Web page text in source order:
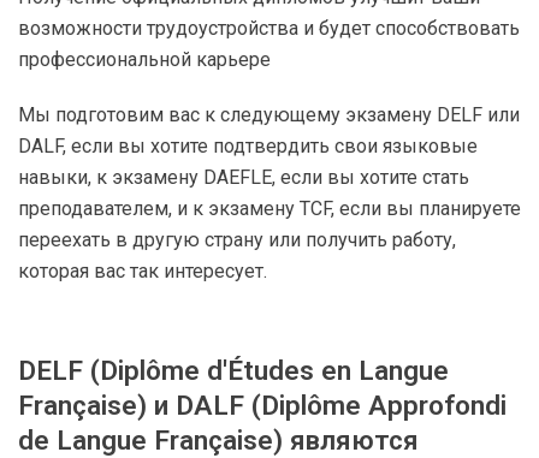
возможности трудоустройства и будет способствовать
профессиональной карьере
Мы подготовим вас к следующему экзамену DELF или
DALF, если вы хотите подтвердить свои языковые
навыки, к экзамену DAEFLE, если вы хотите стать
преподавателем, и к экзамену TCF, если вы планируете
переехать в другую страну или получить работу,
которая вас так интересует.
DELF (Diplôme d'Études en Langue
Française) и DALF (Diplôme Approfondi
de Langue Française) являются